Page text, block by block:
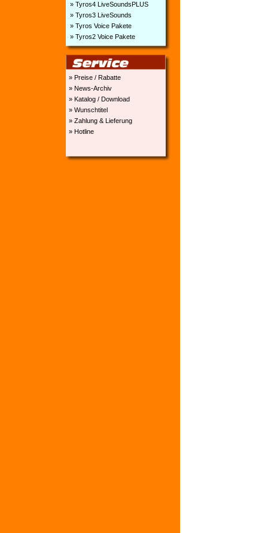
» Tyros4 LiveSoundsPLUS
» Tyros3 LiveSounds
» Tyros Voice Pakete
» Tyros2 Voice Pakete
» Preise / Rabatte
» News-Archiv
» Katalog / Download
» Wunschtitel
» Zahlung & Lieferung
» Hotline